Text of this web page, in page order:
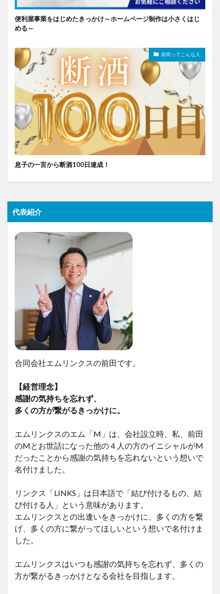
便利屋事業をはじめたきっかけ～ホームページ制作は小さくはじ
める～
前田ってこんな人
息子の一言から断酒100日達成！
代表紹介
合同会社エムリンクスの前田です。
【経営理念】
感謝の気持ちを忘れず、
多くの方が繋がるきっかけに。
エムリンクスのエム「M」は、会社設立時、私、前田
のMとお世話になった他の４人の方のイニシャルがM
だったことから感謝の気持ちを忘れないという想いで
名付けました。
リンクス「LINKS」は日本語で「結び付けるもの、結
び付ける人」という意味があります。
エムリンクスとの出逢いをきっかけに、多くの方を繋
げ、多くの方に繋がってほしいという想いで名付けま
した。
エムリンクスはいつも感謝の気持ちを忘れず、多くの
方が繋がるきっかけとなる会社を目指します。